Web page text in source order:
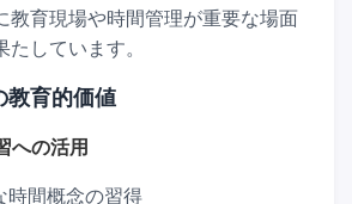
教育現場や時間管理が重要な場面
しています。
教育的価値
への活用
時間概念の習得